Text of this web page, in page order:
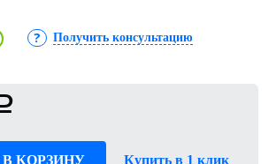
Получить консультацию
В КОРЗИНУ Купить в 1 клик